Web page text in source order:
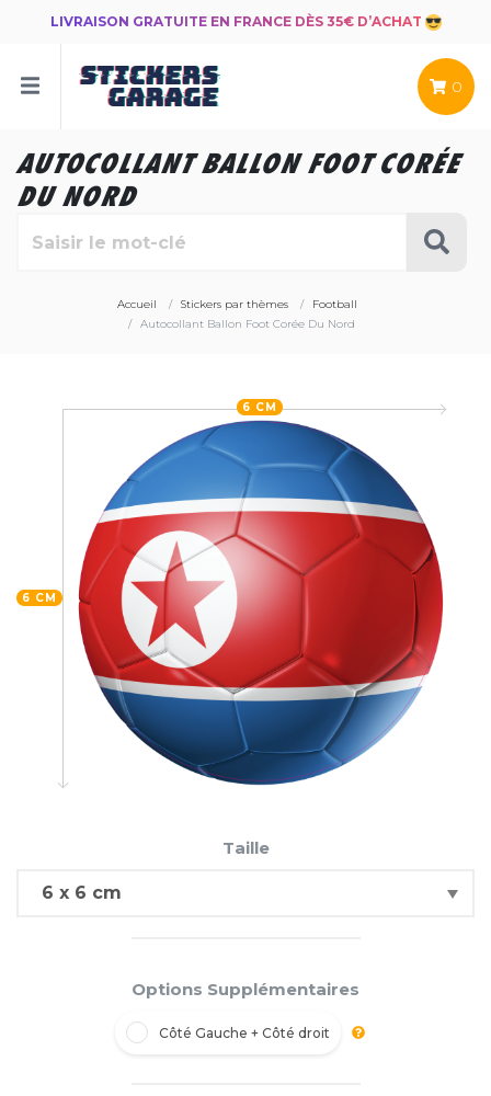
LIVRAISON GRATUITE EN FRANCE DÈS 35€ D’ACHAT
0
AUTOCOLLANT BALLON FOOT CORÉE
DU NORD
Accueil Stickers par thèmes
Football
Autocollant Ballon Foot Corée Du Nord
6 CM
6 CM
Taille
Options Supplémentaires
Côté Gauche + Côté droit